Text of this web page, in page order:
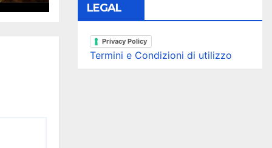
LEGAL
Privacy Policy
Termini e Condizioni di utilizzo